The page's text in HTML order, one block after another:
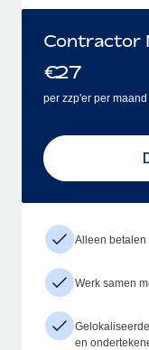
Contractor
€27
per zzp'er per maand
Alleen betalen
Werk samen
en